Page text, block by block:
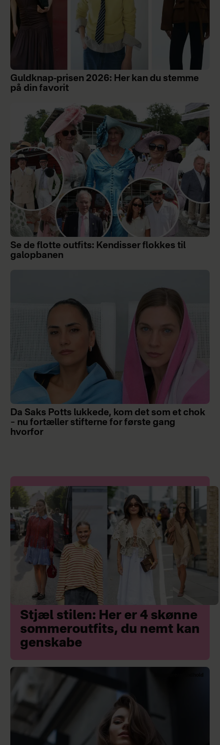
Guldknap-prisen 2026: Her kan du stemme
på din favorit
Se de flotte outfits: Kendisser flokkes til
galopbanen
Da Saks Potts lukkede, kom det som et chok
– nu fortæller stifterne for første gang
hvorfor
Stjæl stilen: Her er 4 skønne
sommeroutfits, du nemt kan
genskabe